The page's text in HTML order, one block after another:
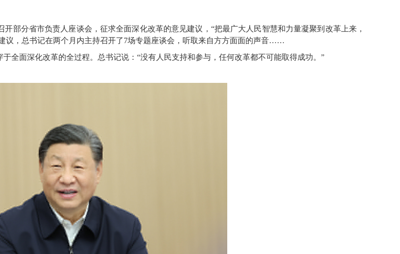
分省市负责人座谈会，征求全面深化改革的意见建议，“把最广大人民智慧和力量凝聚到改革上来，
议，总书记在两个月内主持召开了7场专题座谈会，听取来自方方面面的声音……
面深化改革的全过程。总书记说：“没有人民支持和参与，任何改革都不可能取得成功。”